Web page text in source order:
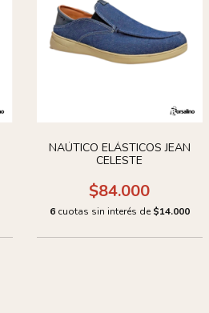
NAÚTICO ELÁSTICOS JEAN
CELESTE
$84.000
6 cuotas sin interés de $14.000